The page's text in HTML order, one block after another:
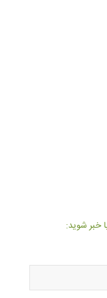
خبر شوید: